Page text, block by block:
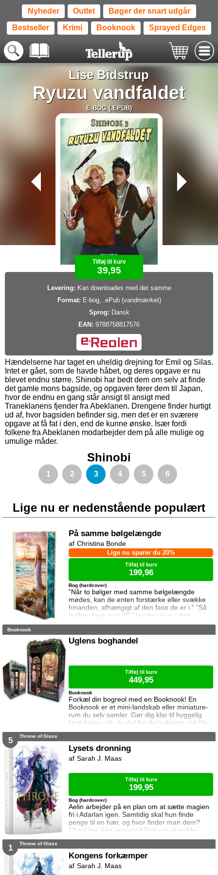
Nyheder Outlet Bøger der snart udgår
Bestseller Krimi Booknook Sprayed Edges
Lise Bidstrup
Ryuzu vandfaldet
E-BOG (.EPUB)
Tilføj til kurv
39,95
Levering: Kan downloades med det samme
Format: E-bog, .ePub (vandmærket)
Sprog: Dansk
EAN: 9788758817576
Hændelserne har taget en uheldig drejning for Emil og Silas.
Intet er gået, som de havde håbet, og deres opgave er nu
blevet endnu større. Shinobi har bedt dem om selv at finde
det gamle mons bagside, og opgaven fører dem til Japan,
hvor de endnu en gang står ansigt til ansigt med
Traneklanens fjender fra Abeklanen. Drengene finder hurtigt
ud af, hvor bagsiden befinder sig, men det er en sværere
opgave at få fat i den, end de kunne ønske. Især fordi
folkene fra Abeklanen modarbejder dem på alle mulige og
umulige måder.
Shinobi
1 2 3 4 5 6
Lige nu er nedenstående populært
På samme bølgelængde
”Når to bølger med samme bølgelængde
mødes, kan de enten forstærke eller svække
hinanden, afhængigt af den fase de er i.” ”Så
hvilken fase er vi i?” ”Jeg tror vi er i den
samme fase.” To ting er vigtige for Elina da
sætte sin afdøde fars hus til salg. Salget skal
gå hurtigt, og hendes ophold skal være kort.
Bog (hardcover)
Lige nu sparer du 20%
Christina Bonde
Tilføj til kurv
199,96
Booknook
Uglens boghandel
Forkæl din bogreol med en Booknook! En
Booknook er et mini-landskab eller miniature-
rum du selv samler. Gør dig klar til hyggelig
fordybelse, når du del for del indretter det lille
rum med de fineste detaljer. Med lukkede
og med det indbyggede lys, pynter den også i
mørke. I denne booknook går døren op og i til
uglens charmerende lille boghandel, som med
Booknook
Tilføj til kurv
449,95
5 Throne of Glass
Lysets dronning
Aelin arbejder på en plan om at sætte magien
fri i Adarlan igen. Samtidig skal hun finde
penge til en hær, og hvor finder man dem?
Chaol har ikke opgivet håbet om at redde
Dorian. Det bliver dog konstant sværere at
ønskedrøm, for prinsen lader til at have
opgivet kampen. Manon plages af
samvittighedskvaler og presses fra alle sider.
Bog (hardcover)
Sarah J. Maas
Tilføj til kurv
199,95
1 Throne of Glass
Kongens forkæmper
Sarah J. Maas